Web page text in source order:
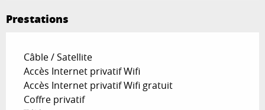
Prestations
Câble / Satellite
Accès Internet privatif Wifi
Accès Internet privatif Wifi gratuit
Coffre privatif